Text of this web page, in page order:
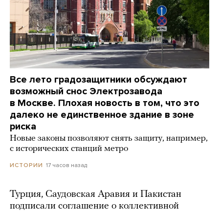
Все лето градозащитники обсуждают
возможный снос Электрозавода
в Москве. Плохая новость в том, что это
далеко не единственное здание в зоне
риска
Новые законы позволяют снять защиту, например,
с исторических станций метро
ИСТОРИИ 17 часов назад
Турция, Саудовская Аравия и Пакистан
подписали соглашение о коллективной